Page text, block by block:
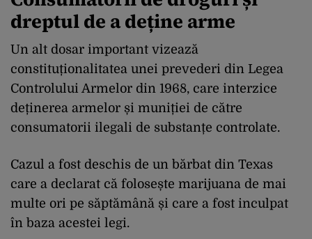
dreptul de a deține arme
Un alt dosar important vizează
constituționalitatea unei prevederi din Legea
Controlului Armelor din 1968, care interzice
deținerea armelor și muniției de către
consumatorii ilegali de substanțe controlate.
Cazul a fost deschis de un bărbat din Texas
care a declarat că folosește marijuana de mai
multe ori pe săptămână și care a fost inculpat
în baza acestei legi.